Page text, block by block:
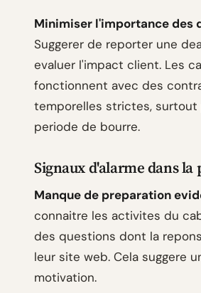
Minimiser l'importance des
Suggerer de reporter une
evaluer l'impact client. Les
fonctionnent avec des
temporelles strictes, surtout
periode de bourre.
Signaux d'alarme dans
Manque de preparation
connaitre les activites du
des questions dont la
leur site web. Cela suggere
motivation.